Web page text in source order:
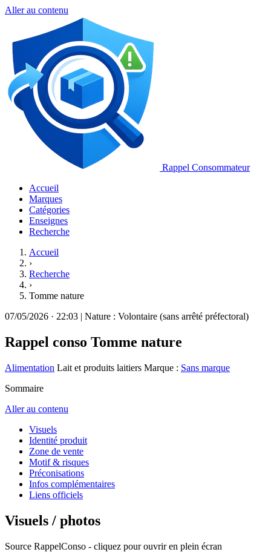
Aller au contenu
Rappel Consommateur
Accueil
Marques
Catégories
Enseignes
Recherche
Accueil
›
Recherche
›
Tomme nature
07/05/2026 · 22:03 | Nature : Volontaire (sans arrêté préfectoral)
Rappel conso Tomme nature
Alimentation Lait et produits laitiers Marque : Sans marque
Sommaire
Aller au contenu
Visuels
Identité produit
Zone de vente
Motif & risques
Préconisations
Infos complémentaires
Liens officiels
Visuels / photos
Source RappelConso - cliquez pour ouvrir en plein écran